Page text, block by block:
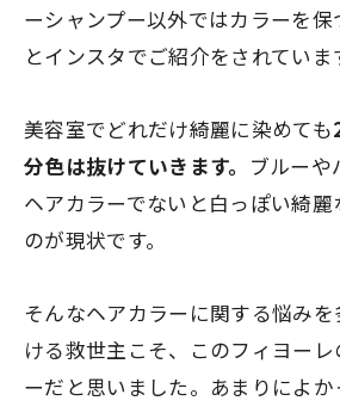
ーシャンプー以外ではカラーを
とインスタでご紹介をされていま
美容室でどれだけ綺麗に染めても
分色は抜けていきます。 ブルーや
ヘアカラーでないと白っぽい綺
のが現状です。
そんなヘアカラーに関する悩み
ける救世主こそ、このフィヨー
ーだと思いました。あまりによか